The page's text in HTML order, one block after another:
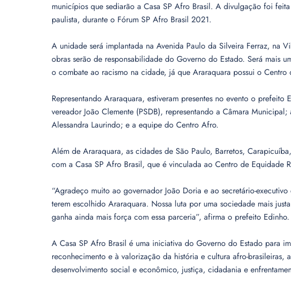
municípios que sediarão a Casa SP Afro Brasil. A divulgação foi
paulista, durante o Fórum SP Afro Brasil 2021.
A unidade será implantada na Avenida Paulo da Silveira Ferraz, na
obras serão de responsabilidade do Governo do Estado. Será mais
o combate ao racismo na cidade, já que Araraquara possui o Centro
Representando Araraquara, estiveram presentes no evento o prefeito
vereador João Clemente (PSDB), representando a Câmara
Alessandra Laurindo; e a equipe do Centro Afro.
Além de Araraquara, as cidades de São Paulo, Barretos,
com a Casa SP Afro Brasil, que é vinculada ao Centro de Equidade
“Agradeço muito ao governador João Doria e ao secretário-
terem escolhido Araraquara. Nossa luta por uma sociedade mais
ganha ainda mais força com essa parceria”, afirma o prefeito Edinho.
A Casa SP Afro Brasil é uma iniciativa do Governo do Estado para
reconhecimento e à valorização da história e cultura afro-
desenvolvimento social e econômico, justiça, cidadania e